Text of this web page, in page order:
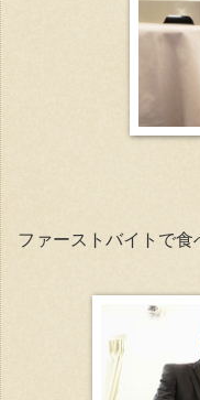
ファーストバイトで食